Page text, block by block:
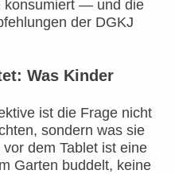
konsumiert — und die
der DGKJ
Was Kinder
ist die Frage nicht
sondern was sie
dem Tablet ist eine
Garten buddelt, keine